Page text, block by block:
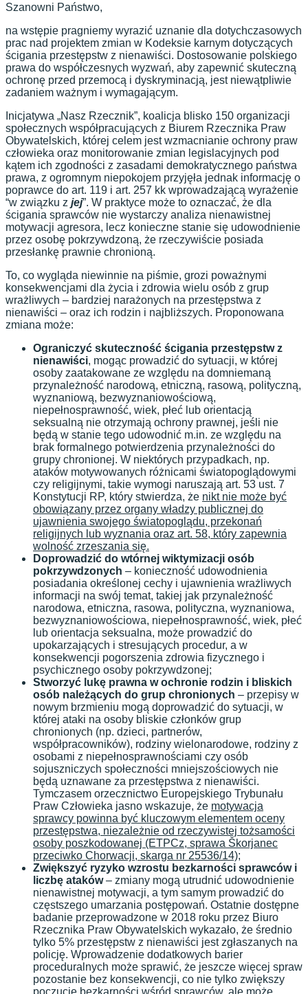
Szanowni Państwo,
na wstępie pragniemy wyrazić uznanie dla dotychczasowych
prac nad projektem zmian w Kodeksie karnym dotyczących
ścigania przestępstw z nienawiści. Dostosowanie polskiego
prawa do współczesnych wyzwań, aby zapewnić skuteczną
ochronę przed przemocą i dyskryminacją, jest niewątpliwie
zadaniem ważnym i wymagającym.
Inicjatywa „Nasz Rzecznik”, koalicja blisko 150 organizacji
społecznych współpracujących z Biurem Rzecznika Praw
Obywatelskich, której celem jest wzmacnianie ochrony praw
człowieka oraz monitorowanie zmian legislacyjnych pod
kątem ich zgodności z zasadami demokratycznego państwa
prawa, z ogromnym niepokojem przyjęła jednak informację o
poprawce do art. 119 i art. 257 kk wprowadzającą wyrażenie
“w związku z jej”. W praktyce może to oznaczać, że dla
ścigania sprawców nie wystarczy analiza nienawistnej
motywacji agresora, lecz konieczne stanie się udowodnienie
przez osobę pokrzywdzoną, że rzeczywiście posiada
przesłankę prawnie chronioną.
To, co wygląda niewinnie na piśmie, grozi poważnymi
konsekwencjami dla życia i zdrowia wielu osób z grup
wrażliwych – bardziej narażonych na przestępstwa z
nienawiści – oraz ich rodzin i najbliższych. Proponowana
zmiana może:
Ograniczyć skuteczność ścigania przestępstw z
nienawiści, mogąc prowadzić do sytuacji, w której
osoby zaatakowane ze względu na domniemaną
przynależność narodową, etniczną, rasową, polityczną,
wyznaniową, bezwyznaniowościową,
niepełnosprawność, wiek, płeć lub orientacją
seksualną nie otrzymają ochrony prawnej, jeśli nie
będą w stanie tego udowodnić m.in. ze względu na
brak formalnego potwierdzenia przynależności do
grupy chronionej. W niektórych przypadkach, np.
ataków motywowanych różnicami światopoglądowymi
czy religijnymi, takie wymogi naruszają art. 53 ust. 7
Konstytucji RP, który stwierdza, że nikt nie może być
obowiązany przez organy władzy publicznej do
ujawnienia swojego światopoglądu, przekonań
religijnych lub wyznania oraz art. 58, który zapewnia
wolność zrzeszania się.
Doprowadzić do wtórnej wiktymizacji osób
pokrzywdzonych – konieczność udowodnienia
posiadania określonej cechy i ujawnienia wrażliwych
informacji na swój temat, takiej jak przynależność
narodowa, etniczna, rasowa, polityczna, wyznaniowa,
bezwyznaniowościowa, niepełnosprawność, wiek, płeć
lub orientacja seksualna, może prowadzić do
upokarzających i stresujących procedur, a w
konsekwencji pogorszenia zdrowia fizycznego i
psychicznego osoby pokrzywdzonej;
Stworzyć lukę prawna w ochronie rodzin i bliskich
osób należących do grup chronionych – przepisy w
nowym brzmieniu mogą doprowadzić do sytuacji, w
której ataki na osoby bliskie członków grup
chronionych (np. dzieci, partnerów,
współpracowników), rodziny wielonarodowe, rodziny z
osobami z niepełnosprawnościami czy osób
sojuszniczych społeczności mniejszościowych nie
będą uznawane za przestępstwa z nienawiści.
Tymczasem orzecznictwo Europejskiego Trybunału
Praw Człowieka jasno wskazuje, że motywacja
sprawcy powinna być kluczowym elementem oceny
przestępstwa, niezależnie od rzeczywistej tożsamości
osoby poszkodowanej (ETPCz, sprawa Škorjanec
przeciwko Chorwacji, skarga nr 25536/14);
Zwiększyć ryzyko wzrostu bezkarności sprawców i
liczbę ataków– zmiany mogą utrudnić udowodnienie
nienawistnej motywacji, a tym samym prowadzić do
częstszego umarzania postępowań. Ostatnie dostępne
badanie przeprowadzone w 2018 roku przez Biuro
Rzecznika Praw Obywatelskich wykazało, że średnio
tylko 5% przestępstw z nienawiści jest zgłaszanych na
policję. Wprowadzenie dodatkowych barier
proceduralnych może sprawić, że jeszcze więcej spraw
pozostanie bez konsekwencji, co nie tylko zwiększy
poczucie bezkarności wśród sprawców, ale może